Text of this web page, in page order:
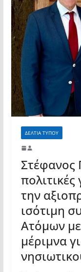
ΔΕΛΤΙΑ ΤΥΠΟΥ
Στέφανος
την
ισότιμη
Ατόμων
μέριμνα